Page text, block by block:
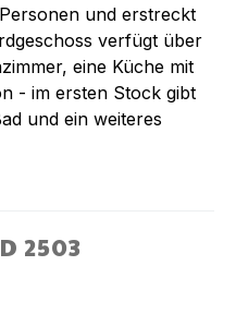
und erstreckt
verfügt über
eine Küche mit
- im ersten Stock gibt
und ein weiteres
2503